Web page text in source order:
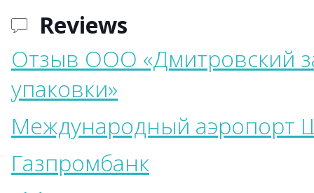
Reviews
Отзыв ООО «Дмитровский
упаковки»
Международный аэропорт
Газпромбанк